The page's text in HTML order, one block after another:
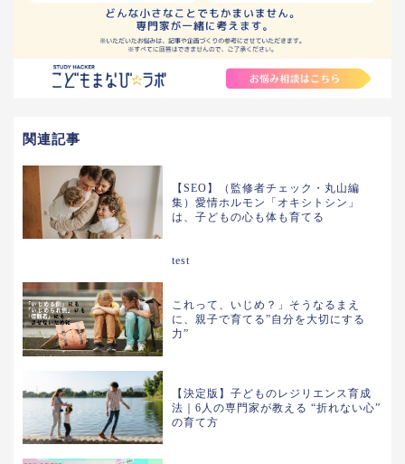
関連記事
【SEO】（監修者チェック・丸山編
集）愛情ホルモン「オキシトシン」
は、子どもの心も体も育てる
test
これって、いじめ？」そうなるまえ
に、親子で育てる”自分を大切にする
力”
【決定版】子どものレジリエンス育成
法｜6人の専門家が教える “折れない心”
の育て方